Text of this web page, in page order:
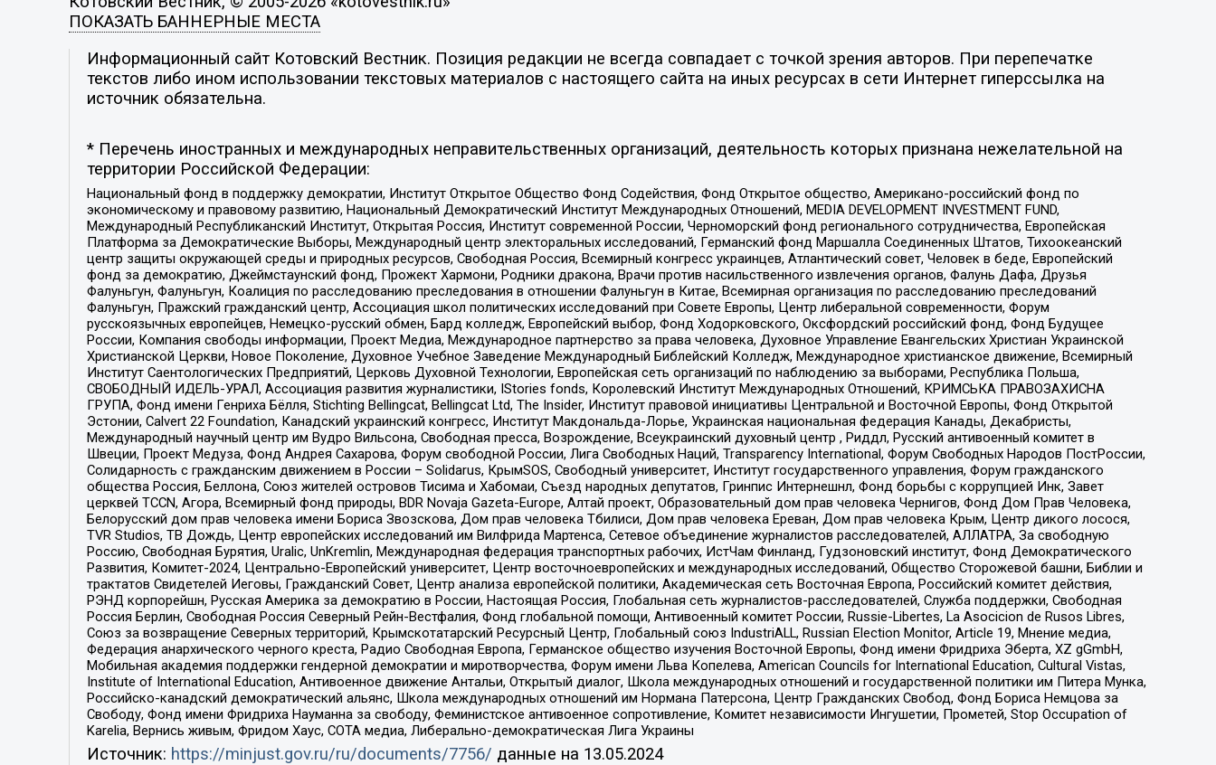
ПОКАЗАТЬ БАННЕРНЫЕ МЕСТА
Информационный сайт Котовский Вестник. Позиция редакции не всегда совпадает с точкой зрения авторов. При перепечатке
текстов либо ином использовании текстовых материалов с настоящего сайта на иных ресурсах в сети Интернет гиперссылка на
источник обязательна.
* Перечень иностранных и международных неправительственных организаций, деятельность которых признана нежелательной на
территории Российской Федерации:
Национальный фонд в поддержку демократии, Институт Открытое Общество Фонд Содействия, Фонд Открытое общество, Американо-российский фонд по
экономическому и правовому развитию, Национальный Демократический Институт Международных Отношений, MEDIA DEVELOPMENT INVESTMENT FUND,
Международный Республиканский Институт, Открытая Россия, Институт современной России, Черноморский фонд регионального сотрудничества, Европейская
Платформа за Демократические Выборы, Международный центр электоральных исследований, Германский фонд Маршалла Соединенных Штатов, Тихоокеанский
центр защиты окружающей среды и природных ресурсов, Свободная Россия, Всемирный конгресс украинцев, Атлантический совет, Человек в беде, Европейский
фонд за демократию, Джеймстаунский фонд, Прожект Хармони, Родники дракона, Врачи против насильственного извлечения органов, Фалунь Дафа, Друзья
Фалуньгун, Фалуньгун, Коалиция по расследованию преследования в отношении Фалуньгун в Китае, Всемирная организация по расследованию преследований
Фалуньгун, Пражский гражданский центр, Ассоциация школ политических исследований при Совете Европы, Центр либеральной современности, Форум
русскоязычных европейцев, Немецко-русский обмен, Бард колледж, Европейский выбор, Фонд Ходорковского, Оксфордский российский фонд, Фонд Будущее
России, Компания свободы информации, Проект Медиа, Международное партнерство за права человека, Духовное Управление Евангельских Христиан Украинской
Христианской Церкви, Новое Поколение, Духовное Учебное Заведение Международный Библейский Колледж, Международное христианское движение, Всемирный
Институт Саентологических Предприятий, Церковь Духовной Технологии, Европейская сеть организаций по наблюдению за выборами, Республика Польша,
СВОБОДНЫЙ ИДЕЛЬ-УРАЛ, Ассоциация развития журналистики, IStories fonds, Королевский Институт Международных Отношений, КРИМСЬКА ПРАВОЗАХИСНА
ГРУПА, Фонд имени Генриха Бёлля, Stichting Bellingcat, Bellingcat Ltd, The Insider, Институт правовой инициативы Центральной и Восточной Европы, Фонд Открытой
Эстонии, Calvert 22 Foundation, Канадский украинский конгресс, Институт Макдональда-Лорье, Украинская национальная федерация Канады, Декабристы,
Международный научный центр им Вудро Вильсона, Свободная пресса, Возрождение, Всеукраинский духовный центр , Риддл, Русский антивоенный комитет в
Швеции, Проект Медуза, Фонд Андрея Сахарова, Форум свободной России, Лига Свободных Наций, Transparеncy International, Форум Свободных Народов ПостРоссии,
Солидарность с гражданским движением в России – Solidarus, КрымSOS, Свободный университет, Институт государственного управления, Форум гражданского
общества Россия, Беллона, Союз жителей островов Тисима и Хабомаи, Съезд народных депутатов, Гринпис Интернешнл, Фонд борьбы с коррупцией Инк, Завет
церквей TCCN, Агора, Всемирный фонд природы, BDR Novaja Gazeta-Europe, Алтай проект, Образовательный дом прав человека Чернигов, Фонд Дом Прав Человека,
Белорусский дом прав человека имени Бориса Звозскова, Дом прав человека Тбилиси, Дом прав человека Ереван, Дом прав человека Крым, Центр дикого лосося,
TVR Studios, ТВ Дождь, Центр европейских исследований им Вилфрида Мартенса, Сетевое объединение журналистов расследователей, АЛЛАТРА, За свободную
Россию, Свободная Бурятия, Uralic, UnKremlin, Международная федерация транспортных рабочих, ИстЧам Финланд, Гудзоновский институт, Фонд Демократического
Развития, Комитет-2024, Центрально-Европейский университет, Центр восточноевропейских и международных исследований, Общество Сторожевой башни, Библии и
трактатов Свидетелей Иеговы, Гражданский Совет, Центр анализа европейской политики, Академическая сеть Восточная Европа, Российский комитет действия,
РЭНД корпорейшн, Русская Америка за демократию в России, Настоящая Россия, Глобальная сеть журналистов-расследователей, Служба поддержки, Свободная
Россия Берлин, Свободная Россия Северный Рейн-Вестфалия, Фонд глобальной помощи, Антивоенный комитет России, Russie-Libertes, La Asocicion de Rusos Libres,
Союз за возвращение Северных территорий, Крымскотатарский Ресурсный Центр, Глобальный союз IndustriALL, Russian Election Monitor, Article 19, Мнение медиа,
Федерация анархического черного креста, Радио Свободная Европа, Германское общество изучения Восточной Европы, Фонд имени Фридриха Эберта, XZ gGmbH,
Мобильная академия поддержки гендерной демократии и миротворчества, Форум имени Льва Копелева, American Councils for International Education, Cultural Vistas,
Institute of International Education, Антивоенное движение Антальи, Открытый диалог, Школа международных отношений и государственной политики им Питера Мунка,
Российско-канадский демократический альянс, Школа международных отношений им Нормана Патерсона, Центр Гражданских Свобод, Фонд Бориса Немцова за
Свободу, Фонд имени Фридриха Науманна за свободу, Феминистское антивоенное сопротивление, Комитет независимости Ингушетии, Прометей, Stop Occupation of
Karelia, Вернись живым, Фридом Хаус, СОТА медиа, Либерально-демократическая Лига Украины
Источник: https://minjust.gov.ru/ru/documents/7756/ данные на 13.05.2024